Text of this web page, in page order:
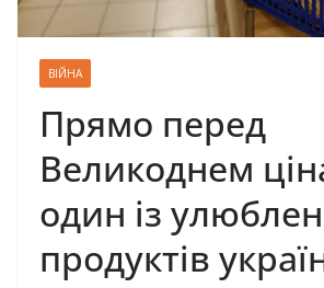
ВІЙНА
Прямо перед
Великоднем
один із
продуктів